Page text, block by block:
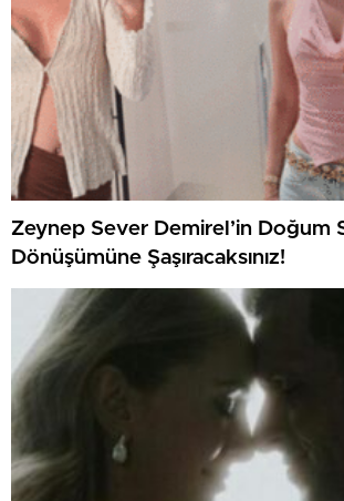
Zeynep Sever Demirel’in Doğum
Dönüşümüne Şaşıracaksınız!